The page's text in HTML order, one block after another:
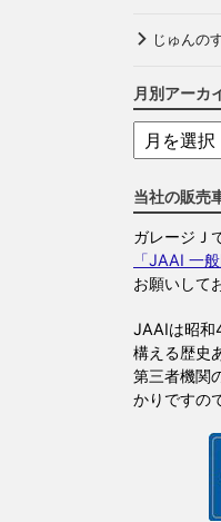
じゅんの
月別アーカ
当社の販売
ガレージＪ
「JAAI 一
お願いして
JAAIは昭和
構える歴史
第三者機関
かりですの